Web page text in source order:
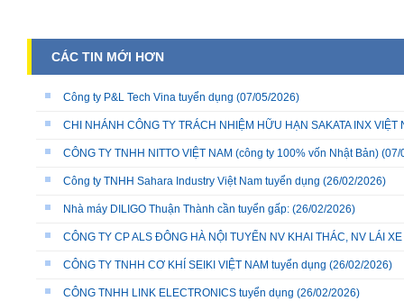
CÁC TIN MỚI HƠN
Công ty P&L Tech Vina tuyển dụng (07/05/2026)
CHI NHÁNH CÔNG TY TRÁCH NHIỆM HỮU HẠN SAKATA INX
CÔNG TY TNHH NITTO VIỆT NAM (công ty 100% vốn Nhật Bản) (07/
Công ty TNHH Sahara Industry Việt Nam tuyển dụng (26/02/2026)
Nhà máy DILIGO Thuận Thành cần tuyển gấp: (26/02/2026)
CÔNG TY CP ALS ĐÔNG HÀ NỘI TUYỂN NV KHAI THÁC, NV LÁI
CÔNG TY TNHH CƠ KHÍ SEIKI VIỆT NAM tuyển dụng (26/02/2026)
CÔNG TNHH LINK ELECTRONICS tuyển dụng (26/02/2026)